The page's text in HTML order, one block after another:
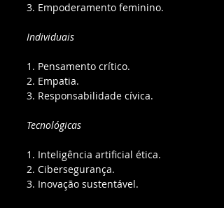
3. Empoderamento feminino.
Individuais
1. Pensamento crítico.
2. Empatia.
3. Responsabilidade cívica.
Tecnológicas
1. Inteligência artificial ética.
2. Cibersegurança.
3. Inovação sustentável.